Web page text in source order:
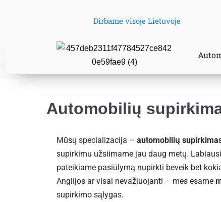
Dirbame visoje Lietuvoje
Automobilių
Mūsų specializacija – automobilių
supirkimu užsiimame jau daug metų.
pateikiame pasiūlymą nupirkti beveik bet
Anglijos ar visai nevažiuojanti – mes esame
supirkimo sąlygas.